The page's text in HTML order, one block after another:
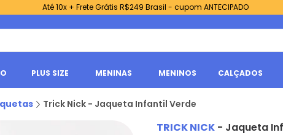
Até 10x + Frete Grátis R$249 Brasil - cupom ANTECIPADO
PLUS SIZE MENINAS MENINOS CALÇADOS
Trick Nick - Jaqueta Infantil Verde
TRICK NICK - Jaqueta